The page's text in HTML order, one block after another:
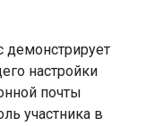
настройки
почты
участника в